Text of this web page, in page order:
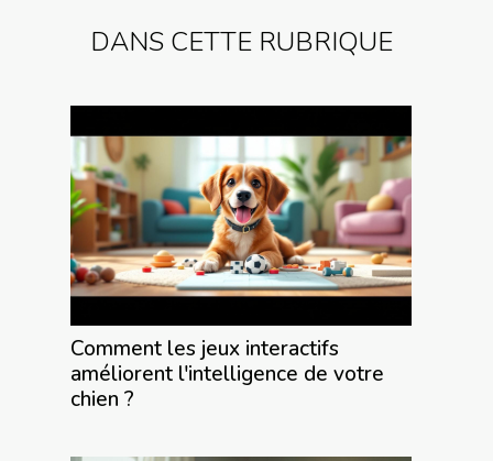
DANS CETTE RUBRIQUE
Comment les jeux interactifs
améliorent l'intelligence de votre
chien ?